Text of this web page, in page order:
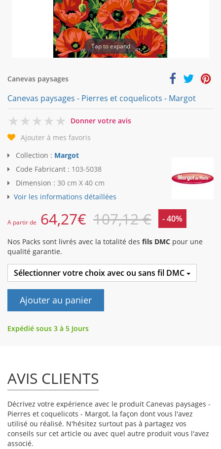
Tap to expand
Canevas paysages
Canevas paysages - Pierres et coquelicots - Margot
0
Donner votre avis
Ajouter à mes favoris
Collection : Margot
Code Fabricant : 103-5038
Dimension : 30 cm X 40 cm
Voir les informations détaillées
A partir de 64,27€ 107,12 € - 40%
Nos Packs sont livrés avec la totalité des fils DMC pour une
qualité garantie.
Sélectionner votre choix avec ou sans fil DMC
Ajouter au panier
Expédié sous 3 à 5 Jours
AVIS CLIENTS
Décrivez votre expérience avec le produit Canevas paysages -
Pierres et coquelicots - Margot, la façon dont vous l'avez
utilisé ou réalisé. N'hésitez surtout pas à partagez vos
conseils sur cet article ou avec quel autre produit vous l'avez
associé.